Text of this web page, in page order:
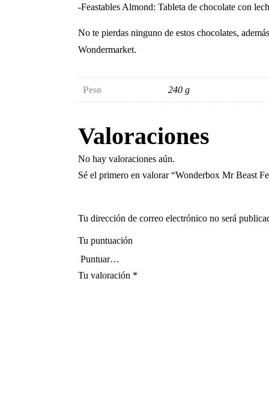
-Feastables Almond: Tableta de chocolate con
No te pierdas ninguno de estos chocolates,
Wondermarket.
Peso 240 g
Valoraciones
No hay valoraciones aún.
Sé el primero en valorar “Wonderbox Mr Beast
Tu dirección de correo electrónico no será
Tu puntuación
Tu valoración *